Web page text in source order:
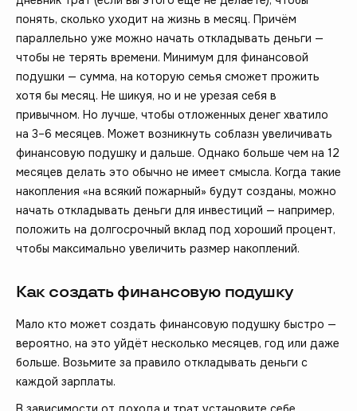
понять, сколько уходит на жизнь в месяц. Причём
параллельно уже можно начать откладывать деньги —
чтобы не терять времени. Минимум для финансовой
подушки — сумма, на которую семья сможет прожить
хотя бы месяц. Не шикуя, но и не урезая себя в
привычном. Но лучше, чтобы отложенных денег хватило
на 3–6 месяцев. Может возникнуть соблазн увеличивать
финансовую подушку и дальше. Однако больше чем на 12
месяцев делать это обычно не имеет смысла. Когда такие
накопления «на всякий пожарный» будут созданы, можно
начать откладывать деньги для инвестиций — например,
положить на долгосрочный вклад под хороший процент,
чтобы максимально увеличить размер накоплений.
Как создать финансовую подушку
Мало кто может создать финансовую подушку быстро —
вероятно, на это уйдёт несколько месяцев, год или даже
больше. Возьмите за правило откладывать деньги с
каждой зарплаты.